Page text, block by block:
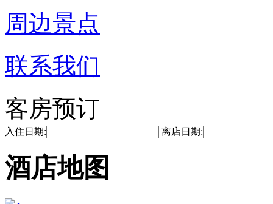
周边景点
联系我们
客房预订
入住日期: 离店日期:
酒店地图